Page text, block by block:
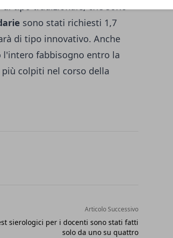
tipo tradizionale, che sono
sono stati richiesti 1,7
di tipo innovativo. Anche
l'intero fabbisogno entro la
colpiti nel corso della
Articolo Successivo
sierologici per i docenti sono stati fatti
solo da uno su quattro